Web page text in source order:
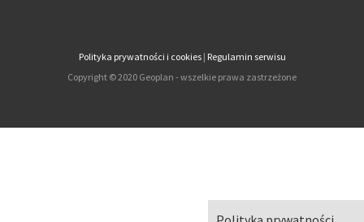
Polityka prywatności i cookies| Regulamin serwisu
Copyright © 2020 Geoplan - wszelkie prawa zastrzeżone